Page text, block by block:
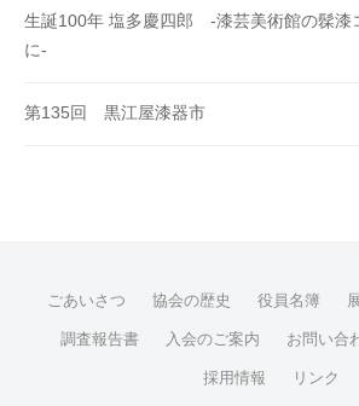
生誕100年 塩多慶四郎 -漆芸美術館の髹漆
に-
第135回 黒江屋漆器市
ごあいさつ 協会の歴史 役員名簿
調査報告書 入会のご案内 お問い合
採用情報 リンク